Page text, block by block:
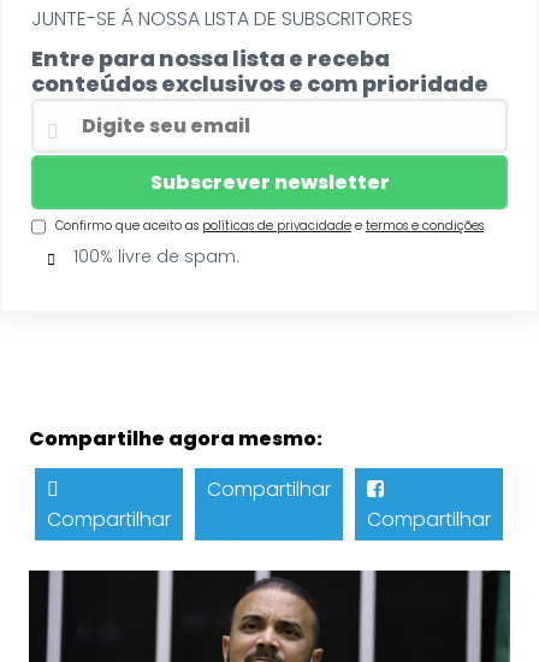
JUNTE-SE Á NOSSA LISTA DE SUBSCRITORES
Entre para nossa lista e receba
conteúdos exclusivos e com prioridade
Confirmo que aceito as políticas de privacidadee termos e condições.
100% livre de spam.
Compartilhe agora mesmo:
Compartilhar
Compartilhar
Compartilhar